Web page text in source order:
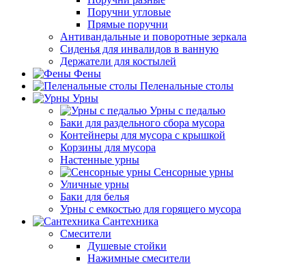
Поручни угловые
Прямые поручни
Антивандальные и поворотные зеркала
Сиденья для инвалидов в ванную
Держатели для костылей
Фены
Пеленальные столы
Урны
Урны с педалью
Баки для раздельного сбора мусора
Контейнеры для мусора с крышкой
Корзины для мусора
Настенные урны
Сенсорные урны
Уличные урны
Баки для белья
Урны с емкостью для горящего мусора
Сантехника
Смесители
Душевые стойки
Нажимные смесители